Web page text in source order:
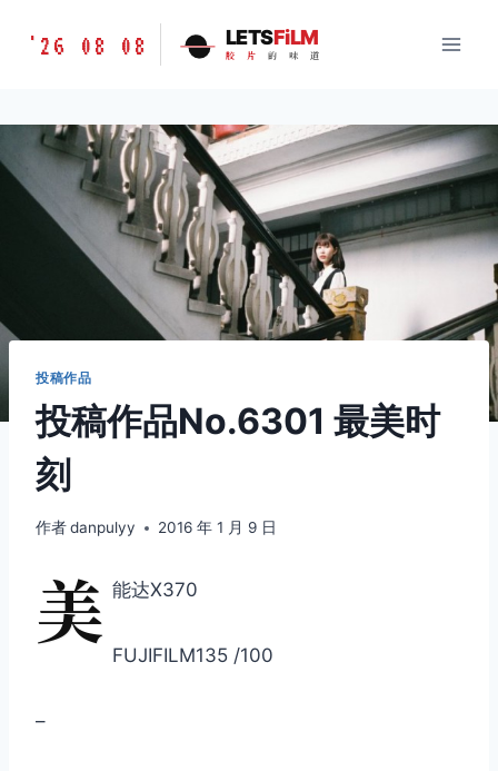
胶
味
道
LETSFILM
'26 08 08 LETSFiLM
胶 片 的 味 道
投稿作品
投稿作品No.6301 最美时
刻
作者danpulyy 2016 年 1 月 9 日
美 能达X370
FUJIFILM135 /100
–